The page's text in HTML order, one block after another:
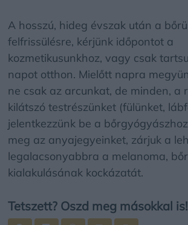
A hosszú, hideg évszak után a
felfrissülésre, kérjünk időpontot a
kozmetikusunkhoz, vagy csak
napot otthon. Mielőtt napra
ne csak az arcunkat, de minden, a
kilátszó testrészünket (fülünket,
jelentkezzünk be a
meg az anyajegyeinket, zárjuk a
legalacsonyabbra a melanoma,
kialakulásának kockázatát.
Tetszett? Oszd meg másokkal is!